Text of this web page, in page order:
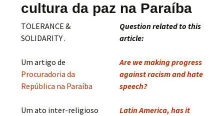
cultura da paz na Paraíba
TOLERANCE &
SOLIDARITY .
Um artigo de
Procuradoria da
República na Paraíba
Um ato inter-religioso
Question related to this
article:
Are we making progress
against racism and hate
speech?
Latin America, has it